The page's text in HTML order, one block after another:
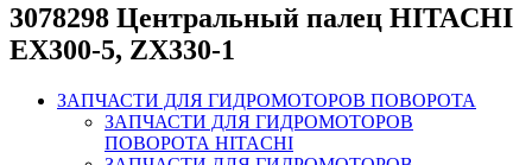
3078298 Центральный палец HITACHI
EX300-5, ZX330-1
ЗАПЧАСТИ ДЛЯ ГИДРОМОТОРОВ ПОВОРОТА
ЗАПЧАСТИ ДЛЯ ГИДРОМОТОРОВ
ПОВОРОТА HITACHI